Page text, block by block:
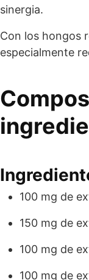
sinergia.
Con los hongos
especialmente
100 mg de
150 mg de
100 mg de
100 mg de